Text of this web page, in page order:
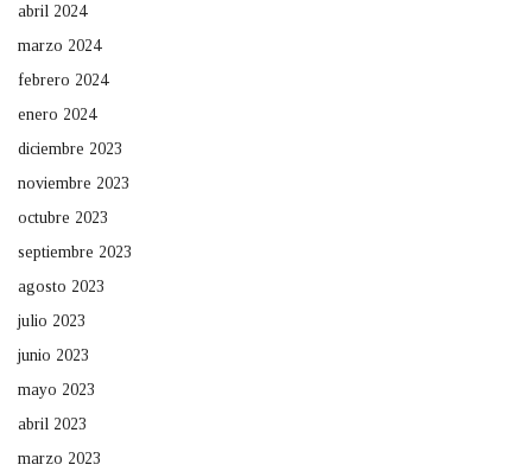
abril 2024
marzo 2024
febrero 2024
enero 2024
diciembre 2023
noviembre 2023
octubre 2023
septiembre 2023
agosto 2023
julio 2023
junio 2023
mayo 2023
abril 2023
marzo 2023